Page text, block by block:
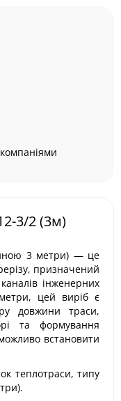
3/2 (3м)
3 метри) — це
призначений
інженерних
цей виріб є
довжини траси,
та формування
встановити
теплотраси, типу